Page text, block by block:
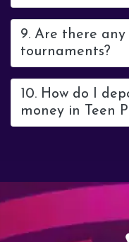
9. Are there
tournaments?
10. How do I
money in Teen